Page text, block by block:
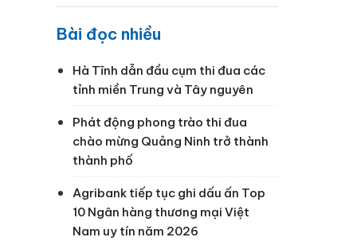
Bài đọc nhiều
Hà Tĩnh dẫn đầu cụm thi đua các
tỉnh miền Trung và Tây nguyên
Phát động phong trào thi đua
chào mừng Quảng Ninh trở thành
thành phố
Agribank tiếp tục ghi dấu ấn Top
10 Ngân hàng thương mại Việt
Nam uy tín năm 2026